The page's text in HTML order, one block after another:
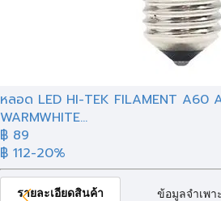
หลอด LED HI-TEK FILAMENT A60
WARMWHITE...
฿ 89
฿ 112-20%
รายละเอียดสินค้า ข้อมูลจำเพา